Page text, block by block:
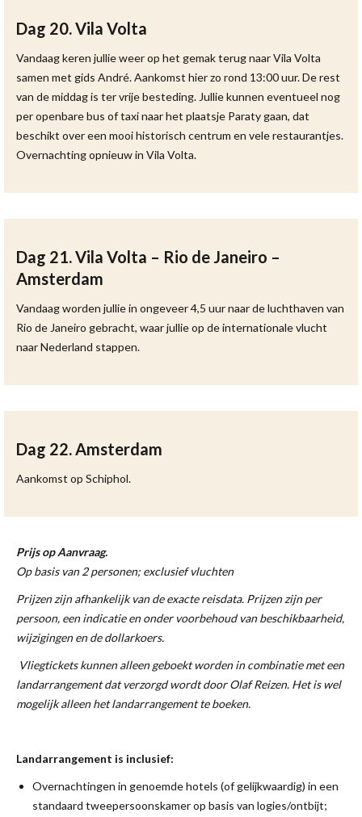
Dag 20. Vila Volta
Vandaag keren jullie weer op het gemak terug naar Vila Volta
samen met gids André. Aankomst hier zo rond 13:00 uur. De rest
van de middag is ter vrije besteding. Jullie kunnen eventueel nog
per openbare bus of taxi naar het plaatsje Paraty gaan, dat
beschikt over een mooi historisch centrum en vele restaurantjes.
Overnachting opnieuw in Vila Volta.
Dag 21. Vila Volta – Rio de Janeiro –
Amsterdam
Vandaag worden jullie in ongeveer 4,5 uur naar de luchthaven van
Rio de Janeiro gebracht, waar jullie op de internationale vlucht
naar Nederland stappen.
Dag 22. Amsterdam
Aankomst op Schiphol.
Prijs op Aanvraag.
Op basis van 2 personen; exclusief vluchten
Prijzen zijn afhankelijk van de exacte reisdata. Prijzen zijn per
persoon, een indicatie en onder voorbehoud van beschikbaarheid,
wijzigingen en de dollarkoers.
Vliegtickets kunnen alleen geboekt worden in combinatie met een
landarrangement dat verzorgd wordt door Olaf Reizen. Het is wel
mogelijk alleen het landarrangement te boeken.
Landarrangement is inclusief:
Overnachtingen in genoemde hotels (of gelijkwaardig) in een
standaard tweepersoonskamer op basis van logies/ontbijt;